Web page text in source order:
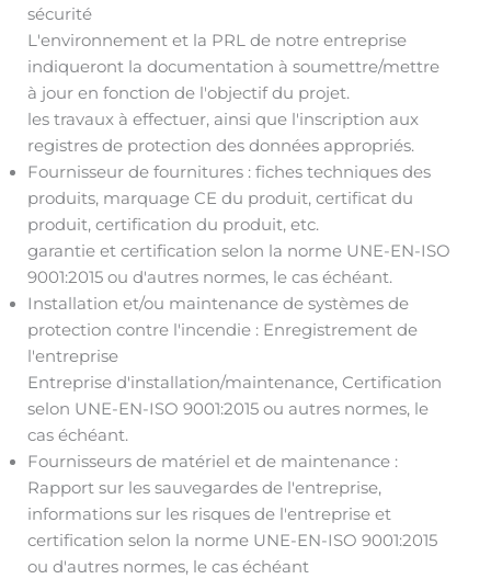
sécurité
L'environnement et la PRL de notre entreprise
indiqueront la documentation à soumettre/mettre
à jour en fonction de l'objectif du projet.
les travaux à effectuer, ainsi que l'inscription aux
registres de protection des données appropriés.
Fournisseur de fournitures : fiches techniques des
produits, marquage CE du produit, certificat du
produit, certification du produit, etc.
garantie et certification selon la norme UNE-EN-ISO
9001:2015 ou d'autres normes, le cas échéant.
Installation et/ou maintenance de systèmes de
protection contre l'incendie : Enregistrement de
l'entreprise
Entreprise d'installation/maintenance, Certification
selon UNE-EN-ISO 9001:2015 ou autres normes, le
cas échéant.
Fournisseurs de matériel et de maintenance :
Rapport sur les sauvegardes de l'entreprise,
informations sur les risques de l'entreprise et
certification selon la norme UNE-EN-ISO 9001:2015
ou d'autres normes, le cas échéant